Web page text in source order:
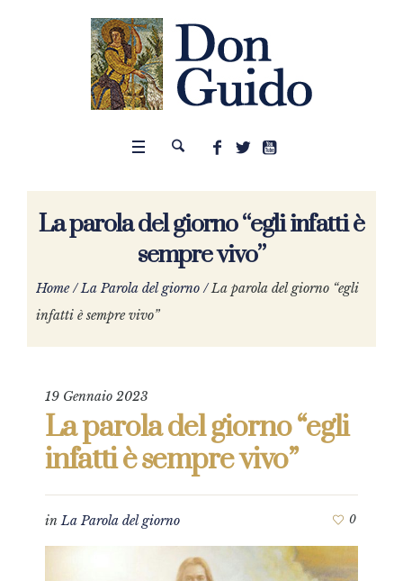
La parola del giorno “egli infatti è
sempre vivo”
Home /La Parola del giorno /La parola del giorno “egli
infatti è sempre vivo”
19 Gennaio 2023
La parola del giorno “egli
infatti è sempre vivo”
inLa Parola del giorno 0